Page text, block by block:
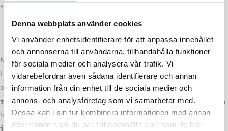
Denna webbplats använder cookies
Vi använder enhetsidentifierare för att anpassa innehållet
och annonserna till användarna, tillhandahålla funktioner
för sociala medier och analysera vår trafik. Vi
vidarebefordrar även sådana identifierare och annan
information från din enhet till de sociala medier och
annons- och analysföretag som vi samarbetar med.
Dessa kan i sin tur kombinera informationen med annan
information som du har tillhandahållit eller som de har
vattenledning. Förpackning med 10 st.
MER ÄN BARA DESIGN
I Clabers produkter är design en balans mellan ergonomi, funktionalitet
och karaktär. Former designade för ett bekvämt grepp som inte är
tröttsamt, exakta ringmuttrar och knappar, säkra kontakter. Material som
håller men är lätta att bära och hantera. Produkter som ser bra ut och är
tillfredsställande att använda.